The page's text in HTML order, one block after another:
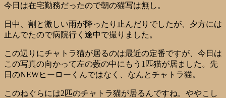
今日は在宅勤務だったので朝の猫写は無し。
日中、割と激しい雨が降ったり止んだりでしたが、夕方には
止んでたので病院行く途中で撮りました。
この辺りにチャトラ猫が居るのは最近の定番ですが、今日は
この写真の向かって左の藪の中にもう1匹猫が居ました。先
日のNEWヒーローくんではなく、なんとチャトラ猫。
このねぐらには2匹のチャトラ猫が居るんですね。ややこし